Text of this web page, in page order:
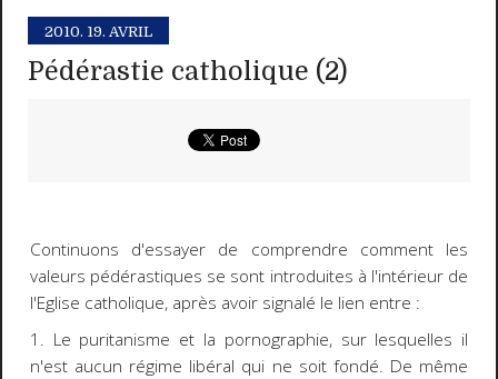
2010. 19. AVRIL
Pédérastie catholique (2)
Continuons d'essayer de comprendre comment les
valeurs pédérastiques se sont introduites à l'intérieur de
l'Eglise catholique, après avoir signalé le lien entre :
1. Le puritanisme et la pornographie, sur lesquelles il
n'est aucun régime libéral qui ne soit fondé. De même